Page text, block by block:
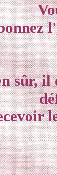
sûr, il